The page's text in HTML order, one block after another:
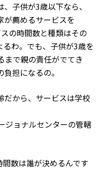
子供が3歳以下なら、
が薦めるサービスを
の時間数と種類はその
わ。でも、子供が3歳を
まで親の責任がでてき
担になるの。
だから、サービスは学校
ジョナルセンターの管轄
数は誰が決めるんです